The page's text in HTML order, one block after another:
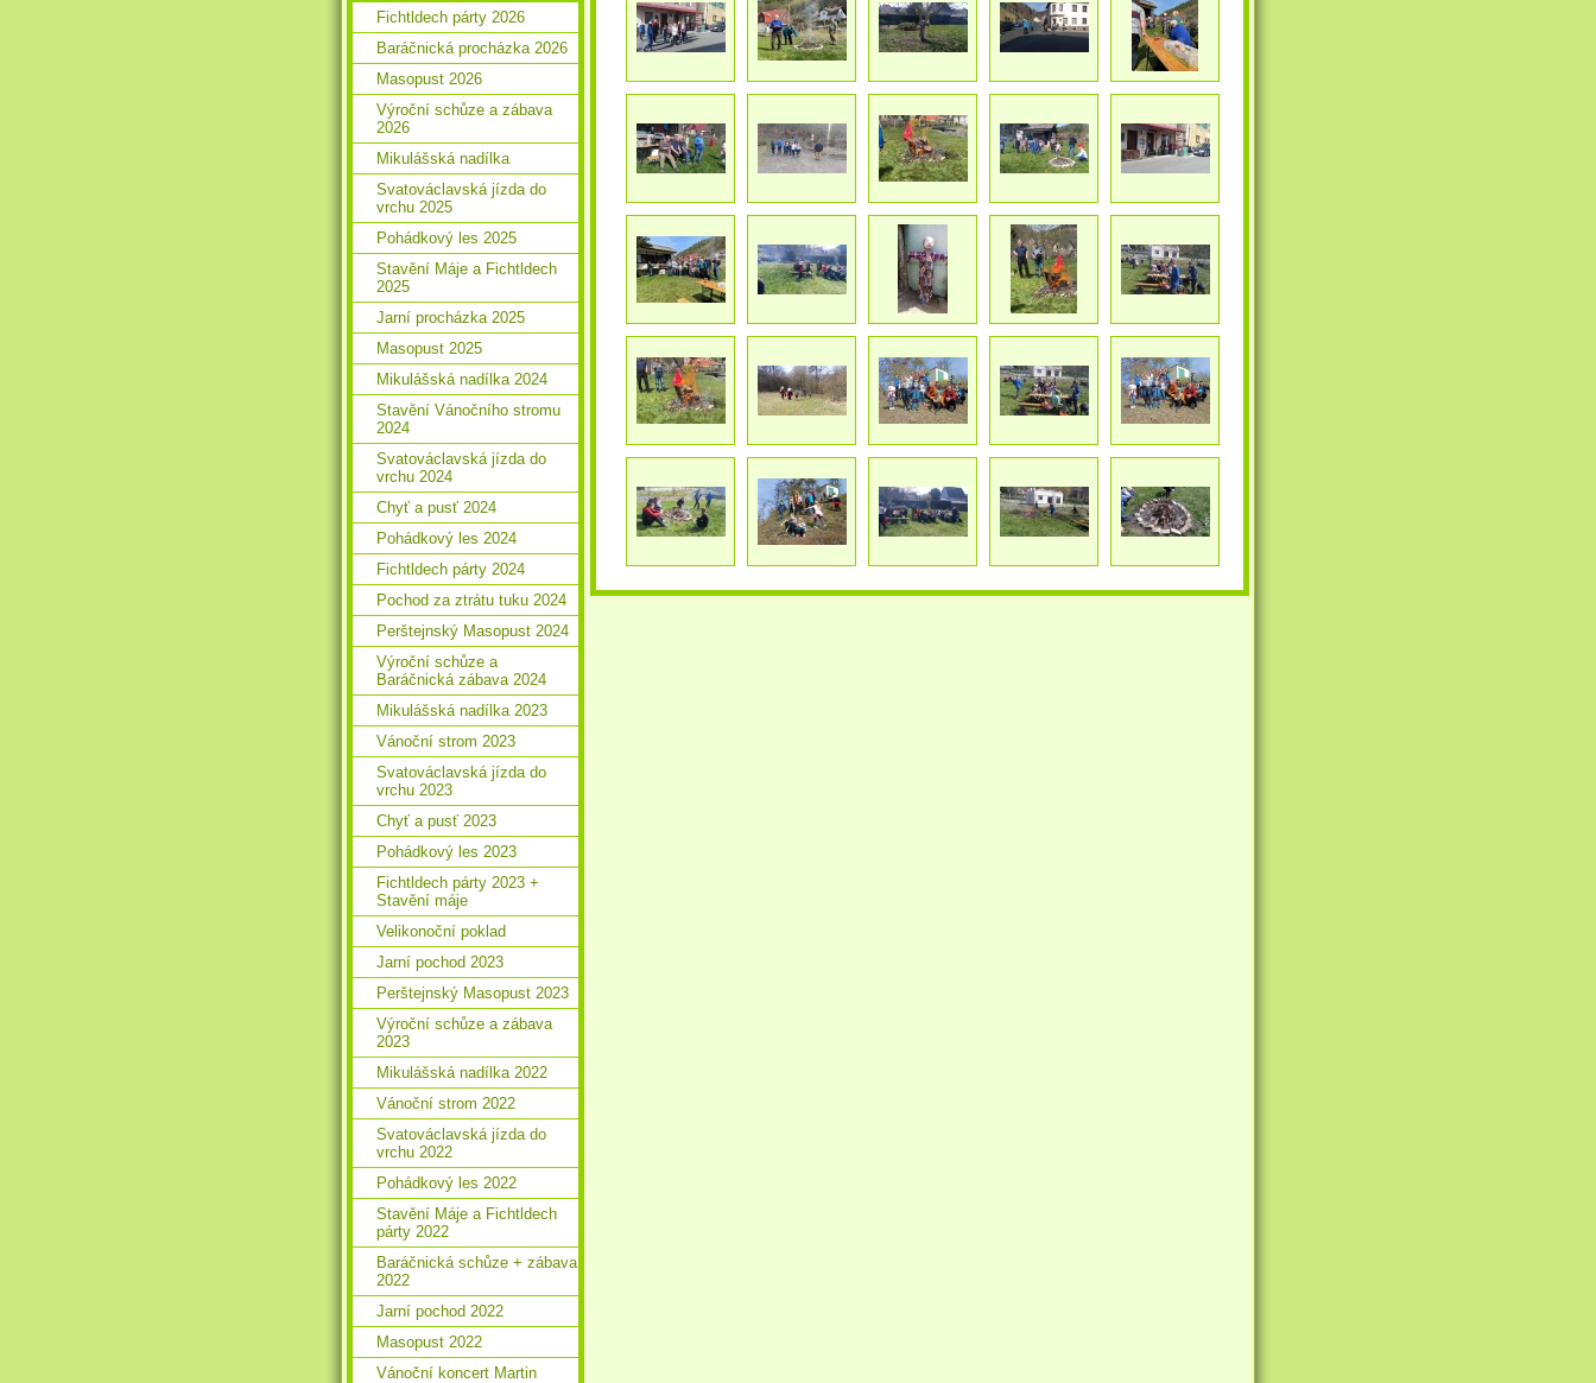
Fichtldech párty 2026
Baráčnická procházka 2026
Masopust 2026
Výroční schůze a zábava
2026
Mikulášská nadílka
Svatováclavská jízda do
vrchu 2025
Pohádkový les 2025
Stavění Máje a Fichtldech
2025
Jarní procházka 2025
Masopust 2025
Mikulášská nadílka 2024
Stavění Vánočního stromu
2024
Svatováclavská jízda do
vrchu 2024
Chyť a pusť 2024
Pohádkový les 2024
Fichtldech párty 2024
Pochod za ztrátu tuku 2024
Perštejnský Masopust 2024
Výroční schůze a
Baráčnická zábava 2024
Mikulášská nadílka 2023
Vánoční strom 2023
Svatováclavská jízda do
vrchu 2023
Chyť a pusť 2023
Pohádkový les 2023
Fichtldech párty 2023 +
Stavění máje
Velikonoční poklad
Jarní pochod 2023
Perštejnský Masopust 2023
Výroční schůze a zábava
2023
Mikulášská nadílka 2022
Vánoční strom 2022
Svatováclavská jízda do
vrchu 2022
Pohádkový les 2022
Stavění Máje a Fichtldech
párty 2022
Baráčnická schůze + zábava
2022
Jarní pochod 2022
Masopust 2022
Vánoční koncert Martin